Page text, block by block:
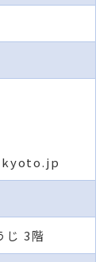
じ 3階